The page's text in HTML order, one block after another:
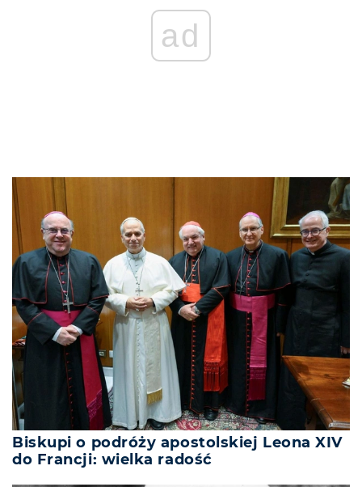
ad
Biskupi o podróży apostolskiej Leona XIV
do Francji: wielka radość